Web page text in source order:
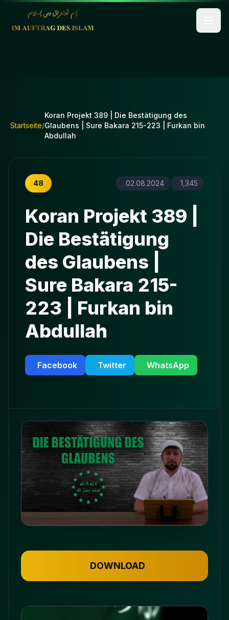
Startseite/
Koran Projekt 389 | Die Bestätigung des
Glaubens | Sure Bakara 215-223 | Furkan bin
Abdullah
48 02.08.2024 1,345
Koran Projekt 389 |
Die Bestätigung
des Glaubens |
Sure Bakara 215-
223 | Furkan bin
Abdullah
Facebook Twitter WhatsApp
DOWNLOAD